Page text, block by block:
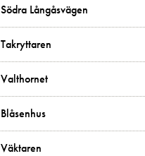
Södra Långåsvägen
Takryttaren
Valthornet
Blåsenhus
Väktaren